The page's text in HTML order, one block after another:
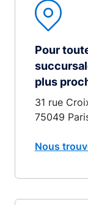
Pour
plus
31 rue
75049
Nous